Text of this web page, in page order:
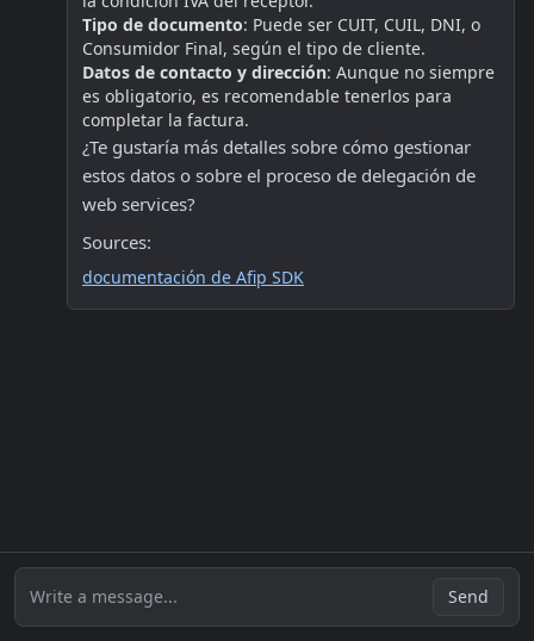
Tipo de documento: Puede ser CUIT, CUIL, DNI, o
Consumidor Final, según el tipo de cliente.
Datos de contacto y dirección: Aunque no siempre
es obligatorio, es recomendable tenerlos para
completar la factura.
¿Te gustaría más detalles sobre cómo gestionar
estos datos o sobre el proceso de delegación de
web services?
Sources:
documentación de Afip SDK
Write a message... Send